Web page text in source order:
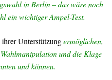
in Berlin – das wäre noch
ein wichtiger Ampel-Test.
ihrer Unterstützungermöglichen,
und die Klage
und können.